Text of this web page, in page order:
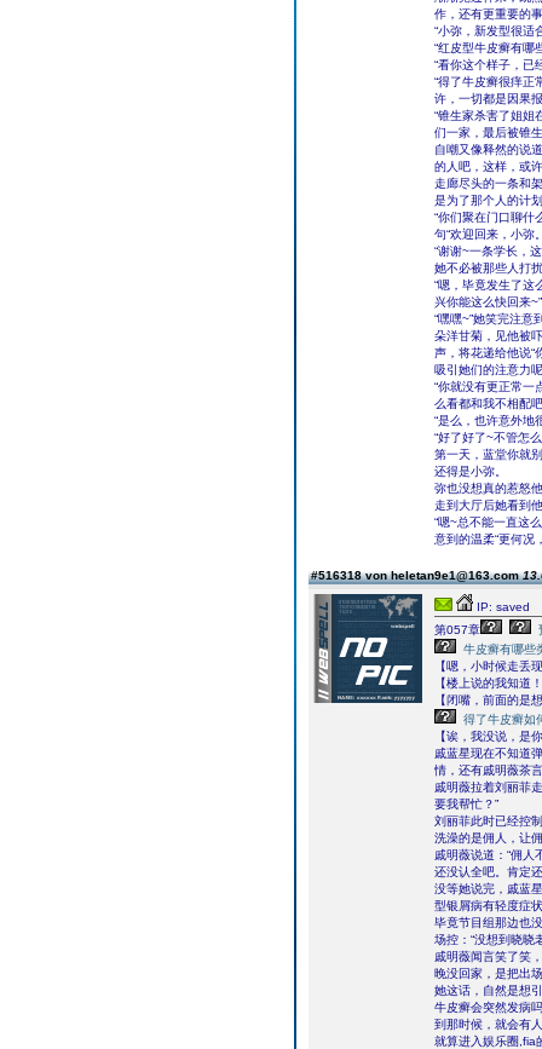
作，还有更重要的
“小弥，新发型很适
“红皮型牛皮癣有哪
“看你这个样子，已
“得了牛皮癣很痒正
许，一切都是因果
“锥生家杀害了姐姐
们一家，最后被锥
自嘲又像释然的说
的人吧，这样，或
走廊尽头的一条和
是为了那个人的计
“你们聚在门口聊什
句“欢迎回来，小弥
“谢谢~一条学长，
她不必被那些人打
“嗯，毕竟发生了这
兴你能这么快回来~”
“嘿嘿~”她笑完注
朵洋甘菊，见他被
声，将花递给他说“
吸引她们的注意力
“你就没有更正常一
么看都和我不相配
“是么，也许意外地
“好了好了~不管怎
第一天，蓝堂你就
还得是小弥。
弥也没想真的惹怒
走到大厅后她看到
“嗯~总不能一直这
意到的温柔“更何况
#516318 von heletan9e1@163.com
IP: saved
第057章
牛皮癣有哪些
【嗯，小时候走丢
【楼上说的我知道
【闭嘴，前面的是
得了牛皮癣如
【诶，我没说，是
戚蓝星现在不知道
情，还有戚明薇茶
戚明薇拉着刘丽菲
要我帮忙？”
刘丽菲此时已经控
洗澡的是佣人，让
戚明薇说道：“佣
还没认全吧。肯定
没等她说完，戚蓝
型银屑病有轻度症
毕竟节目组那边也
场控：“没想到晓晓
戚明薇闻言笑了笑
晚没回家，是把出
她这话，自然是想
牛皮癣会突然发病吗
到那时候，就会有
就算进入娱乐圈,fia